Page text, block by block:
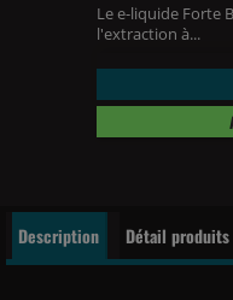
Le e-liquide Forte
l'extraction à...
Description Détail produits